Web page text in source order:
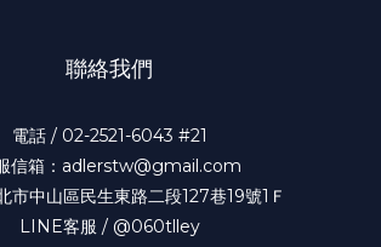
聯絡我們
電話 / 02-2521-6043 #21
信箱：adlerstw@gmail.com
市中山區民生東路二段127巷19號1Ｆ
LINE客服 / @060tlley